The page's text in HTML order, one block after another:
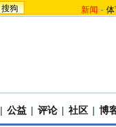
搜狗 新闻 -
| 公益 | 评论 | 社区 | 博